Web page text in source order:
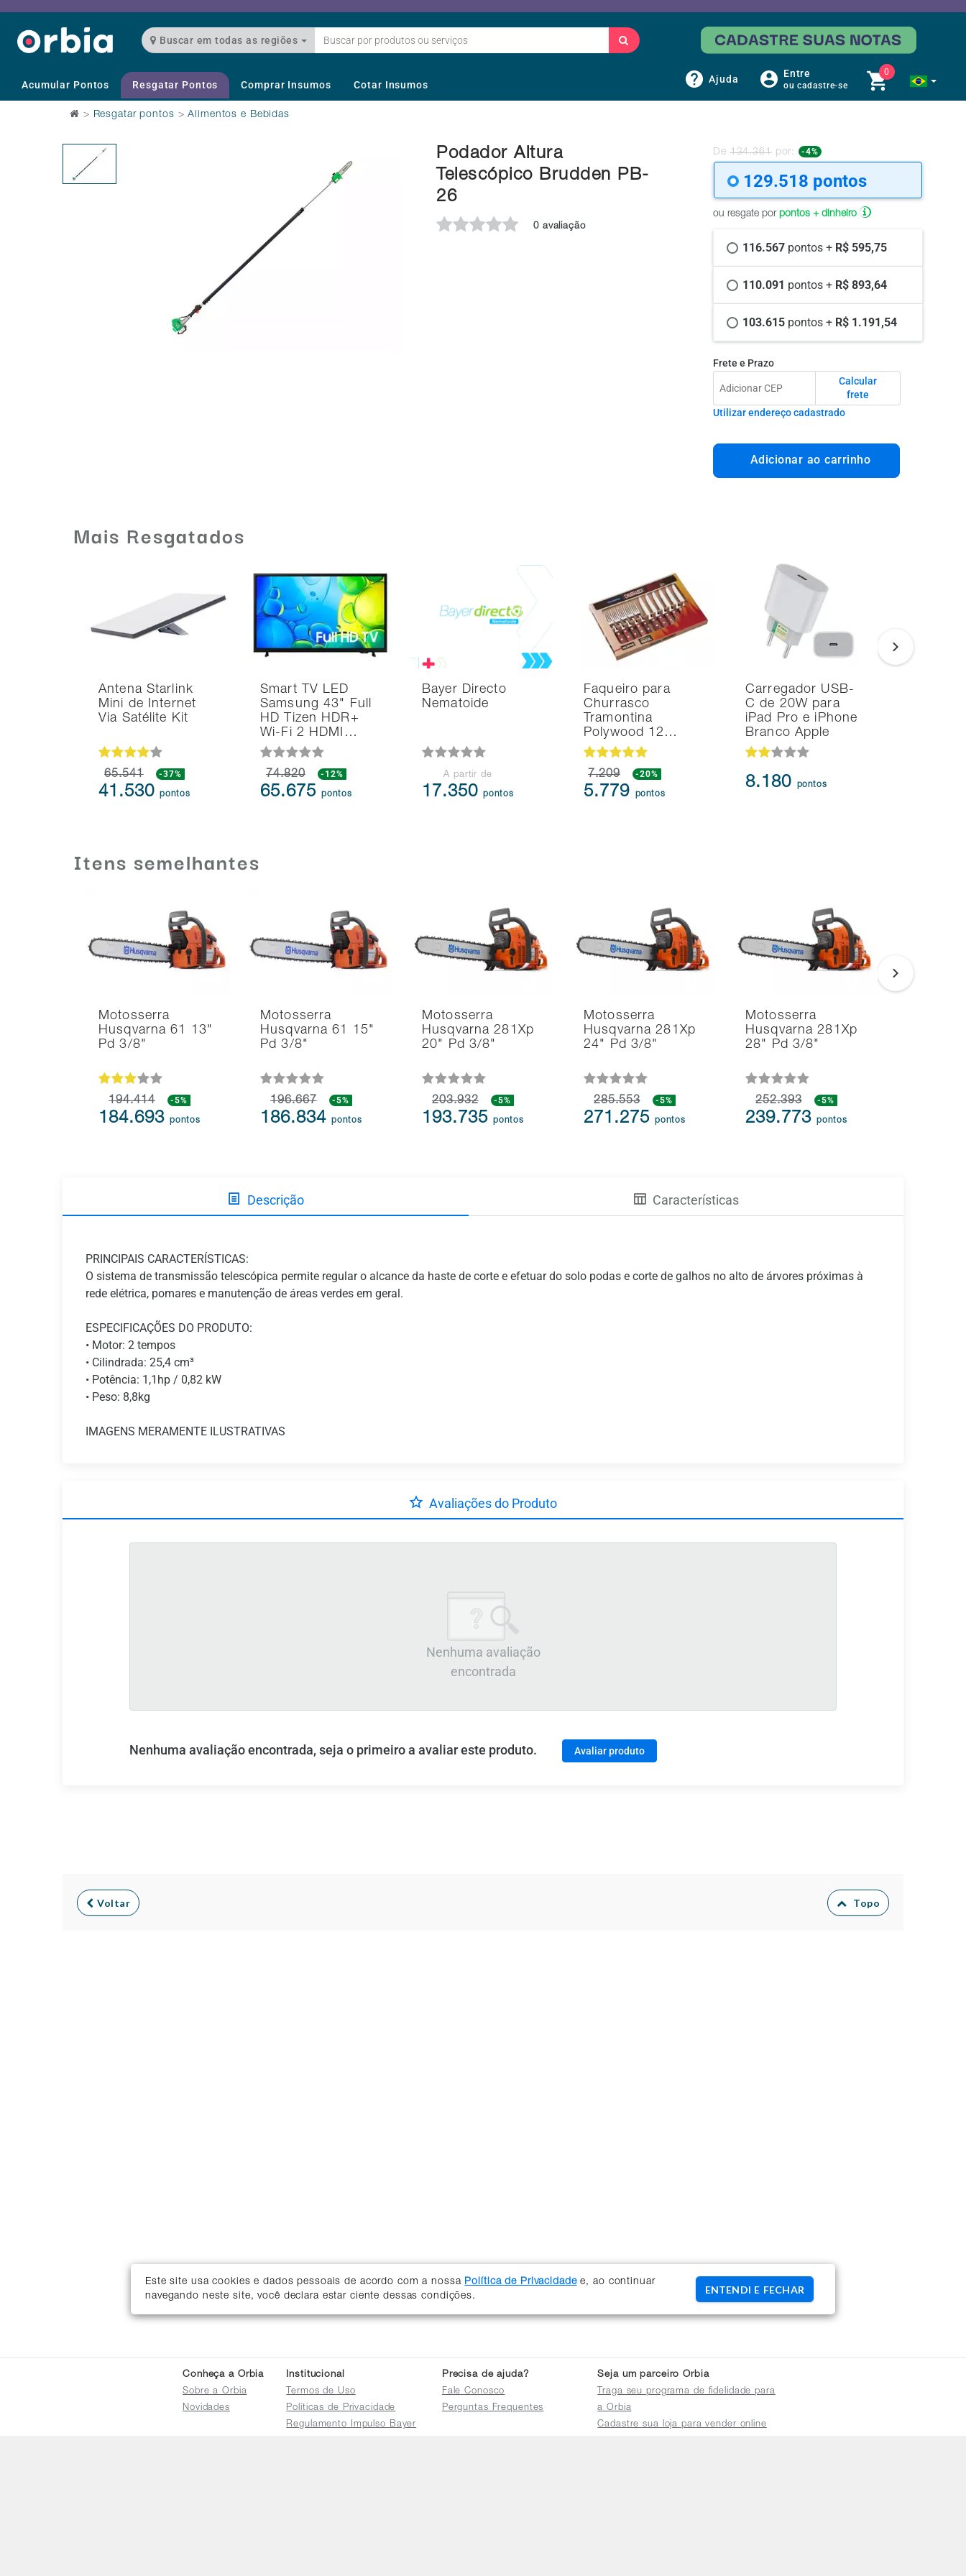
Buscar em todas as regiões
Acumular Pontos Resgatar Pontos Comprar Insumos Cotar Insumos Ajuda Entre
ou cadastre-se
0
Este site usa cookies e dados pessoais de acordo com a nossa Política de Privacidadee, ao continuar
navegando neste site, você declara estar ciente dessas condições.
ENTENDI E FECHAR
> Resgatar pontos >Alimentos e Bebidas
Podador Altura
Telescópico Brudden PB-
26
0 avaliação
De 134.361por: -4%
129.518 pontos
ou resgate por pontos + dinheiro
116.567 pontos + R$ 595,75
110.091 pontos + R$ 893,64
103.615 pontos + R$ 1.191,54
Frete e Prazo
Calcular
frete
Utilizar endereço cadastrado
Adicionar ao carrinho
Mais Resgatados
Antena Starlink
Mini de Internet
Via Satélite Kit
65.541 -37%
41.530pontos
Smart TV LED
Samsung 43" Full
HD Tizen HDR+
Wi-Fi 2 HDMI…
74.820 -12%
65.675pontos
Bayer Directo
Nematoide
A partir de
17.350pontos
Faqueiro para
Churrasco
Tramontina
Polywood 12…
7.209 -20%
5.779 pontos
Carregador USB-
C de 20W para
iPad Pro e iPhone
Branco Apple
8.180 pontos
Itens semelhantes
Motosserra
Husqvarna 61 13"
Pd 3/8"
194.414 -5%
184.693pontos
Motosserra
Husqvarna 61 15"
Pd 3/8"
196.667 -5%
186.834pontos
Motosserra
Husqvarna 281Xp
20" Pd 3/8"
203.932 -5%
193.735pontos
Motosserra
Husqvarna 281Xp
24" Pd 3/8"
285.553 -5%
271.275pontos
Motosserra
Husqvarna 281Xp
28" Pd 3/8"
252.393 -5%
239.773pontos
Descrição Características
PRINCIPAIS CARACTERÍSTICAS:
O sistema de transmissão telescópica permite regular o alcance da haste de corte e efetuar do solo podas e corte de galhos no alto de árvores próximas à
rede elétrica, pomares e manutenção de áreas verdes em geral.
ESPECIFICAÇÕES DO PRODUTO:
• Motor: 2 tempos
• Cilindrada: 25,4 cm³
• Potência: 1,1hp / 0,82 kW
• Peso: 8,8kg
IMAGENS MERAMENTE ILUSTRATIVAS
Avaliações do Produto
Nenhuma avaliação
encontrada
Nenhuma avaliação encontrada, seja o primeiro a avaliar este produto. Avaliar produto
Voltar Topo
Conheça a Orbia
Sobre a Orbia
Novidades
Institucional
Termos de Uso
Políticas de Privacidade
Regulamento Impulso Bayer
Precisa de ajuda?
Fale Conosco
Perguntas Frequentes
Seja um parceiro Orbia
Traga seu programa de fidelidade para
a Orbia
Cadastre sua loja para vender online